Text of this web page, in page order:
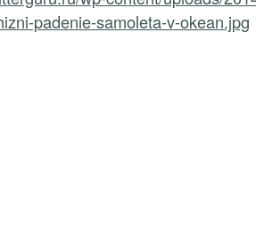
padenie-samoleta-v-okean.jpg